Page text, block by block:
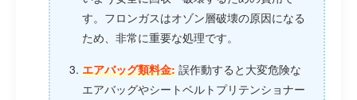
す。フロンガスはオゾン層破壊の原因になる
ため、非常に重要な処理です。
エアバッグ類料金: 誤作動すると大変危険な
エアバッグやシートベルトプリテンショナー